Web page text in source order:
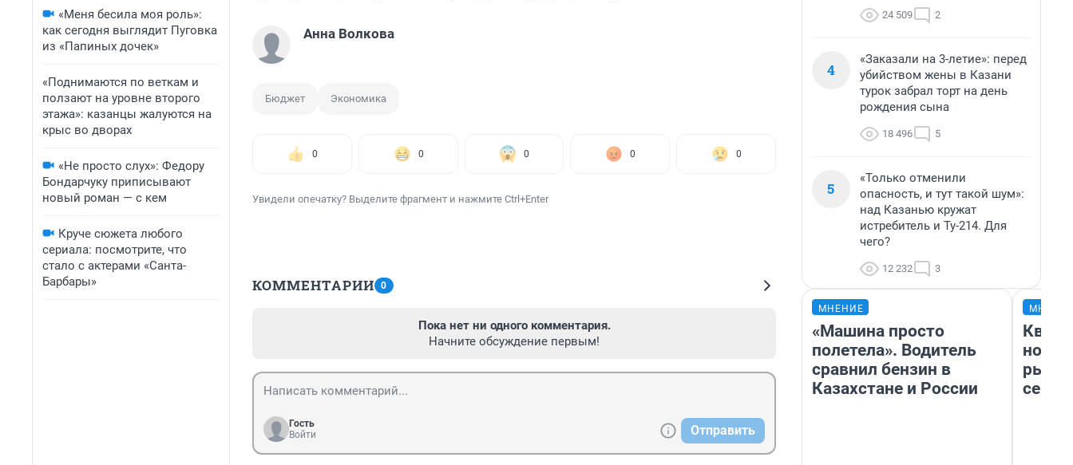
«Меня бесила моя роль»:
как сегодня выглядит Пуговка
из «Папиных дочек»
«Поднимаются по веткам и
ползают на уровне второго
этажа»: казанцы жалуются на
крыс во дворах
«Не просто слух»: Федору
Бондарчуку приписывают
новый роман — с кем
Круче сюжета любого
сериала: посмотрите, что
стало с актерами «Санта-
Барбары»
Анна Волкова
Бюджет Экономика
0 0 0 0 0
Увидели опечатку? Выделите фрагмент и нажмите Ctrl+Enter
КОММЕНТАРИИ 0
Пока нет ни одного комментария.
Начните обсуждение первым!
Гость
Войти
Отправить
24 509 2
4
«Заказали на 3-летие»: перед
убийством жены в Казани
турок забрал торт на день
рождения сына
18 496 5
5
«Только отменили
опасность, и тут такой шум»:
над Казанью кружат
истребитель и Ту-214. Для
чего?
12 232 3
МНЕНИЕ
«Машина просто
полетела». Водитель
сравнил бензин в
Казахстане и России
но